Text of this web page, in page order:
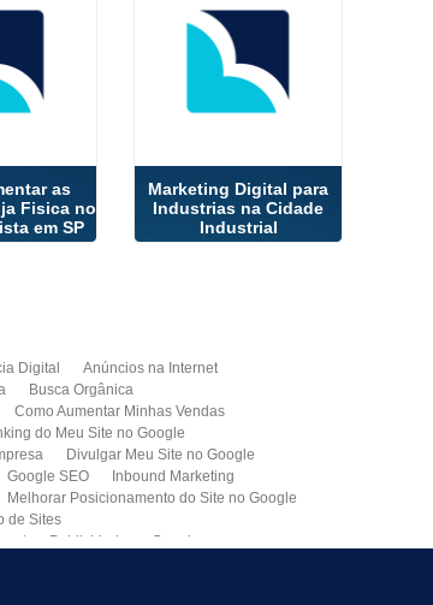
as
Fisica no
em SP
Marketing Digital para
Industrias na Cidade
Industrial
Digital
Anúncios na Internet
Busca Orgânica
Como Aumentar Minhas Vendas
do Meu Site no Google
Divulgar Meu Site no Google
Google SEO
Inbound Marketing
Melhorar Posicionamento do Site no Google
de Sites
Publicidade no Google